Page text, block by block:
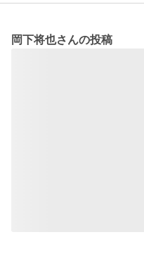
岡下将也さんの投稿